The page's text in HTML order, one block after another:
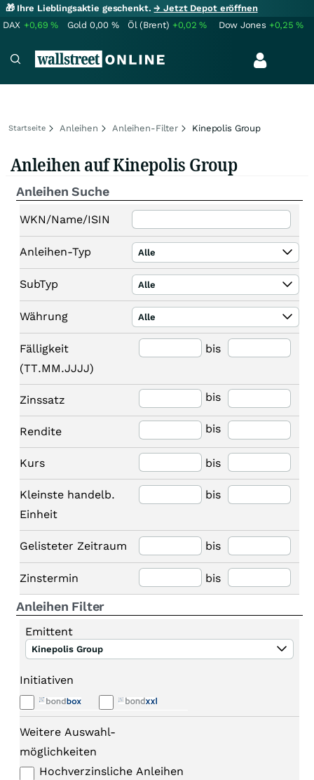
🎁 Ihre Lieblingsaktie geschenkt.→ Jetzt Depot eröffnen
DAX +0,69% Gold 0,00 % Öl (Brent) +0,02% Dow Jones +0,25%
Startseite Anleihen Anleihen-Filter Kinepolis Group
Anleihen auf Kinepolis Group
Anleihen Suche
WKN/Name/ISIN
Anleihen-Typ Alle
SubTyp Alle
Währung Alle
Fälligkeit
(TT.MM.JJJJ)
bis
Zinssatz bis
Rendite bis
Kurs bis
Kleinste handelb.
Einheit
bis
Gelisteter Zeitraum bis
Zinstermin bis
Anleihen Filter
Emittent
Kinepolis Group
Initiativen
Weitere Auswahl-
möglichkeiten
Hochverzinsliche Anleihen